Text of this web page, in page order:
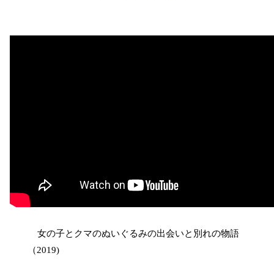
女の子とクマのぬいぐるみの出会いと別れの物語
（2019)